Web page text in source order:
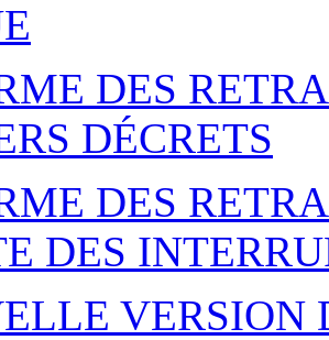
DES
DÉCRETS
DES
DES
VERSION